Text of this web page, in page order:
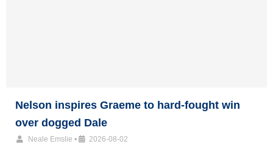
Nelson inspires Graeme to hard-fought win
over dogged Dale
Neale Emslie • 2026-08-02